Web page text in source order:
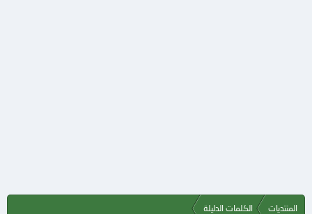
المنتديات الكلمات الدليلة